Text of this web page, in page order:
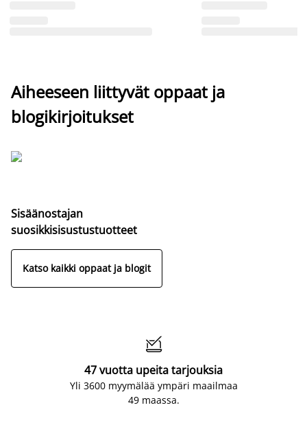
Aiheeseen liittyvät oppaat ja
blogikirjoitukset
Sisäänostajan
suosikkisisustustuotteet
Katso kaikki oppaat ja blogit

47 vuotta upeita tarjouksia
Yli 3600 myymälää ympäri maailmaa
49 maassa.